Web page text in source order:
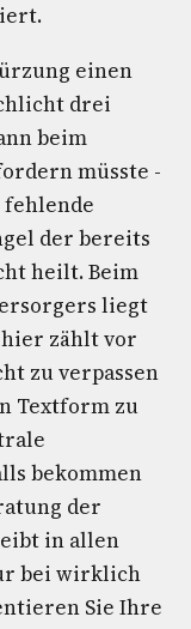
einen
drei
beim
müsste -
fehlende
der bereits
heilt. Beim
liegt
zählt vor
zu verpassen
Textform zu
bekommen
der
in allen
bei wirklich
Sie Ihre